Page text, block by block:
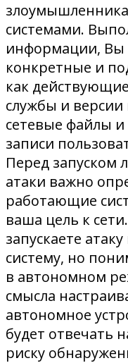
системами.
информации, Вы
конкретные и
как
службы и
сетевые файлы и
записи
Перед запуском
атаки важно
работающие
ваша цель к
запускаете
систему, но
в автономном
смысла
автономное
будет отвечать
риску